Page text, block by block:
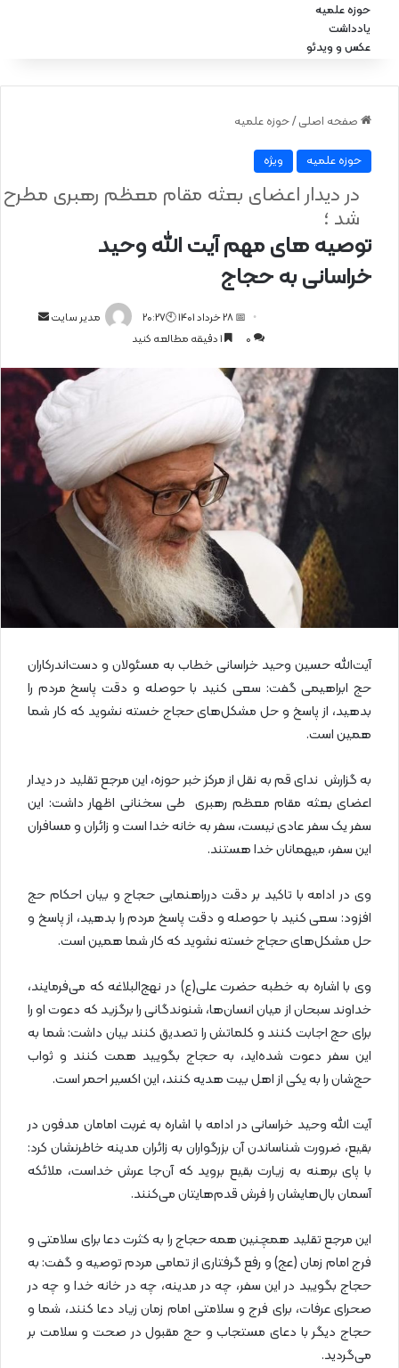
حوزه علمیه
یادداشت
عکس و ویدئو
صفحه اصلی /حوزه علمیه
حوزه علمیه ویژه
توصیه های مهم آیت الله وحید
خراسانی به حجاج
در دیدار اعضای بعثه مقام معظم رهبری مطرح
شد ؛
مدیر سایت
ا
ا
ی
م
ی
📅 28 خرداد 1401 🕙20:27
0
آیت‌الله حسین وحید خراسانی خطاب به مسئولان و دست‌اندرکاران
حج ابراهیمی گفت: سعی کنید با حوصله و دقت پاسخ مردم را
بدهید، از پاسخ و حل مشکل‌های حجاج خسته نشوید که کار شما
همین است.
به گزارش ندای قم به نقل از مرکز خبر حوزه، این مرجع تقلید در دیدار
اعضای بعثه مقام معظم رهبری طی سخنانی اظهار داشت: این
سفر یک سفر عادی نیست، سفر به خانه‌ خدا است و زائران و مسافران
این سفر، میهمانان خدا هستند.
وی در ادامه با تاکید بر دقت درراهنمایی حجاج و بیان احکام حج
افزود: سعی کنید با حوصله و دقت پاسخ مردم را بدهید، از پاسخ و
حل مشکل‌های حجاج خسته نشوید که کار شما همین است.
وی با اشاره به خطبه حضرت علی(ع) در نهج‌البلاغه که می‌فرمایند،
خداوند سبحان از میان انسان‌ها، شنوندگانی را برگزید که دعوت او را
برای حج اجابت کنند و کلماتش را تصدیق کنند بیان داشت: شما به
این سفر دعوت شده‌اید، به حجاج بگویید همت کنند و ثواب
حج‌شان را به یکی از اهل بیت هدیه کنند، این اکسیر احمر است.
آیت الله وحید خراسانی در ادامه با اشاره به غربت امامان مدفون در
بقیع، ضرورت شناساندن آن بزرگواران به زائران مدینه خاطرنشان کرد:
با پای برهنه به زیارت بقیع بروید که آن‌جا عرش خداست، ملائکه‌
آسمان بال‌هایشان را فرش قدم‌هایتان می‌کنند.
این مرجع تقلید همچنین همه‌ حجاج را به کثرت دعا برای سلامتی و
فرج امام زمان (عج) و رفع گرفتاری از تمامی مردم توصیه و گفت: به
حجاج بگویید در این سفر، چه در مدینه، چه در خانه‌ خدا و چه در
صحرای عرفات، برای فرج و سلامتی امام زمان زیاد دعا کنند، شما و
حجاج دیگر با دعای مستجاب و حج مقبول در صحت و سلامت بر
می‌گردید.